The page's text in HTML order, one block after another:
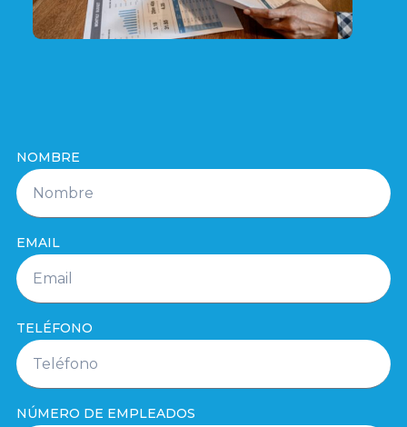
NOMBRE
EMAIL
TELÉFONO
NÚMERO DE EMPLEADOS